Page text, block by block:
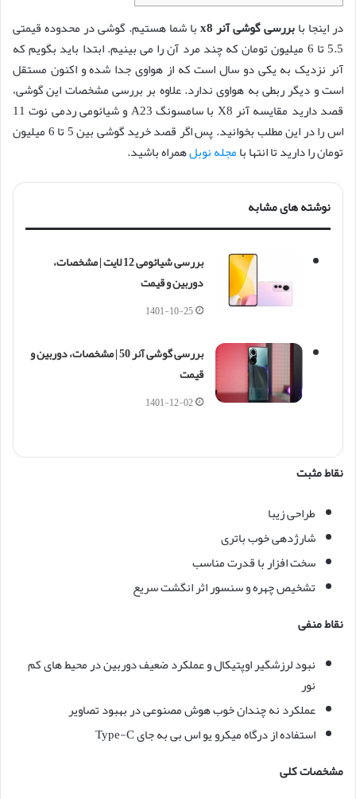
در اینجا بابررسی گوشی آنر x8
با شما هستیم. گوشی در محدوده قیمتی
5.5 تا 6 میلیون تومان که چند مرد آن را می بینیم. ابتدا باید بگویم که
آنر نزدیک به یکی دو سال است که از هواوی جدا شده و اکنون مستقل
است و دیگر ربطی به هواوی ندارد. علاوه بر بررسی مشخصات این گوشی،
قصد دارید مقایسه آنر X8 با سامسونگ A23 و شیائومی ردمی نوت 11
اس را در این مطلب بخوانید. پس اگر قصد خرید گوشی بین 5 تا 6 میلیون
تومان را دارید تا انتها بامجله نوبلهمراه باشید.
نوشته های مشابه
بررسی شیائومی 12 لایت | مشخصات،
دوربین و قیمت
1401-10-25
بررسی گوشی آنر 50 | مشخصات، دوربین و
قیمت
1401-12-02
نقاط مثبت
طراحی زیبا
شارژدهی خوب باتری
سخت افزار با قدرت مناسب
تشخیص چهره و سنسور اثر انگشت سریع
نقاط منفی
نبود لرزشگیر اوپتیکال و عملکرد ضعیف دوربین در محیط های کم
نور
عملکرد نه چندان خوب هوش مصنوعی در بهبود تصاویر
استفاده از درگاه میکرو یو اس بی به جای Type-C
مشخصات کلی